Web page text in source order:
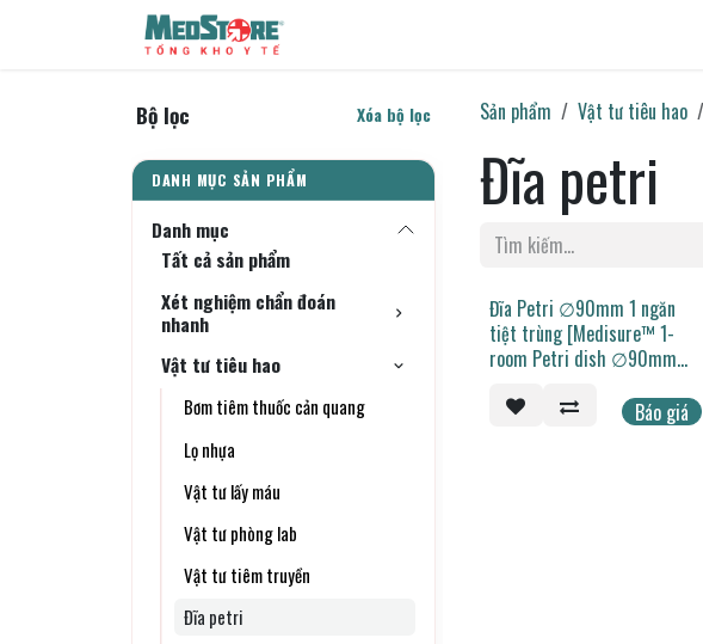
Bỏ qua để đến Nội dung
Bộ lọc Xóa bộ lọc
Danh mục
Tất cả sản phẩm
Xét nghiệm chẩn đoán
nhanh
Vật tư tiêu hao
Bơm tiêm thuốc cản quang
Lọ nhựa
Vật tư lấy máu
Vật tư phòng lab
Vật tư tiêm truyền
Đĩa petri
Sản phẩm Vật tư tiêu hao
Đĩa petri
Đĩa Petri ∅90mm 1 ngăn
tiệt trùng [Medisure™ 1-
room Petri dish ∅90mm
Báo giá